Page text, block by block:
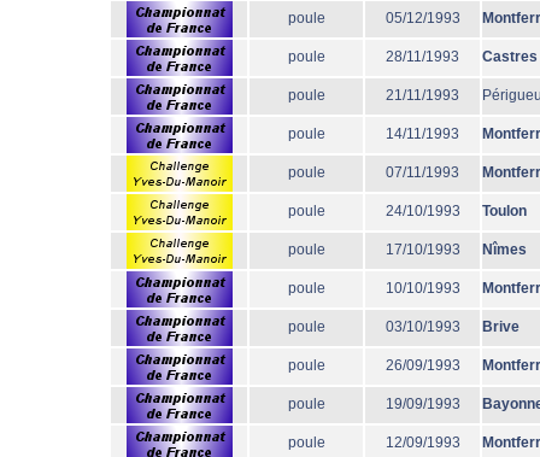
poule 05/12/1993
poule 28/11/1993 Castres
poule 21/11/1993
poule 14/11/1993
poule 07/11/1993
poule 24/10/1993 Toulon
poule 17/10/1993 Nîmes
poule 10/10/1993
poule 03/10/1993 Brive
poule 26/09/1993
poule 19/09/1993
poule 12/09/1993